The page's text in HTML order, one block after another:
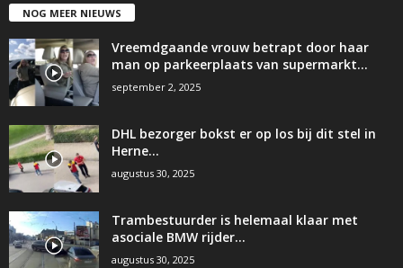
NOG MEER NIEUWS
Vreemdgaande vrouw betrapt door haar
man op parkeerplaats van supermarkt…
september 2, 2025
DHL bezorger bokst er op los bij dit stel in
Herne…
augustus 30, 2025
Trambestuurder is helemaal klaar met
asociale BMW rijder…
augustus 30, 2025